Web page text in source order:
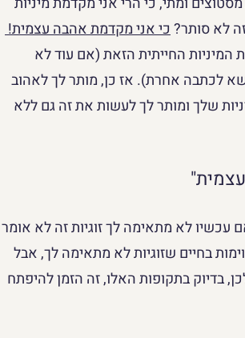
לא סותר? כי אני מקדמת אהבה עצמית!
המיניות החייתית הזאת (אם עוד לא
לכתבה אחרת). אז כן, מותר לך לאהוב
שלך ומותר לך לעשות את זה גם ללא
עכשיו לא מתאימה לך זוגיות זה לא אומר
בחיים שזוגיות לא מתאימה לך, אבל
בדיוק בתקופות האלו, זה הזמן להיפתח